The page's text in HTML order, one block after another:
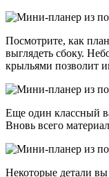
Посмотрите, как
выглядеть сбоку.
крыльями позволит
Еще один классный
Вновь всего
Некоторые детали